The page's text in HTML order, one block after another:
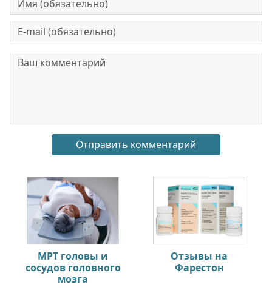
МРТ головы и
сосудов головного
мозга
Отзывы на
Фарестон